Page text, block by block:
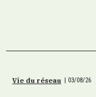
Vie du réseau | 03/08/26